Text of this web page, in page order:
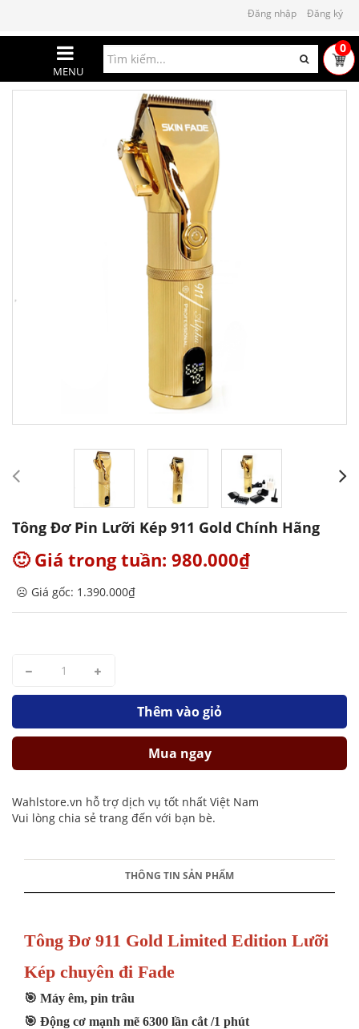
Đăng nhập Đăng ký
MENU
0
Tông Đơ Pin Lưỡi Kép 911 Gold Chính Hãng
🙂 Giá trong tuần: 980.000₫
☹️ Giá gốc: 1.390.000₫
Thêm vào giỏ
Mua ngay
Wahlstore.vn hỗ trợ dịch vụ tốt nhất Việt Nam
Vui lòng chia sẻ trang đến với bạn bè.
THÔNG TIN SẢN PHẨM
Tông Đơ 911 Gold Limited Edition Lưỡi
Kép chuyên đi Fade
🎯 Máy êm, pin trâu
🎯 Động cơ mạnh mẽ 6300 lần cắt /1 phút